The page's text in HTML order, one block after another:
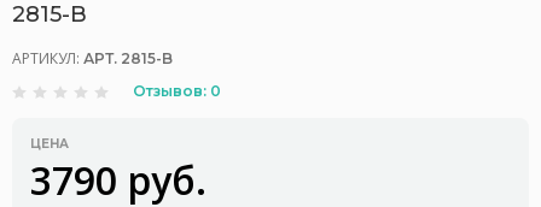
2815-B
АРТИКУЛ: АРТ. 2815-B
Отзывов: 0
ЦЕНА
3790 руб.